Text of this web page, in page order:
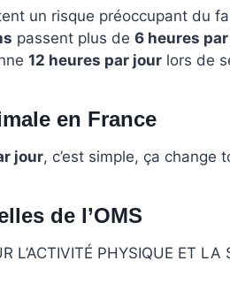
un risque préoccupant du
passent plus de 6 heures
12 heures par jourlors de
en France
jour, c’est simple, ça
de l’OMS
L’ACTIVITÉ PHYSIQUE ET LA